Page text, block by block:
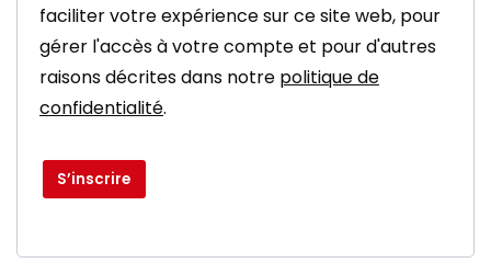
faciliter votre expérience sur ce site web, pour
gérer l'accès à votre compte et pour d'autres
raisons décrites dans notre politique de
confidentialité.
S’inscrire